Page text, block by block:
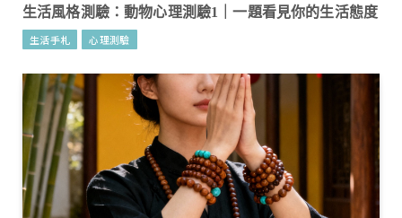
生活風格測驗：動物心理測驗1｜一題看見你的生活態度
生活手札 心理測驗